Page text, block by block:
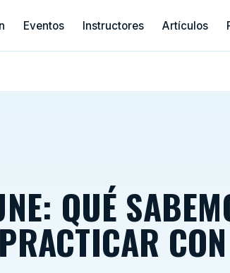
Eventos Instructores Artículos
QUÉ
CON